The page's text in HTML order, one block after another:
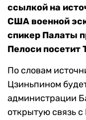
ссылкой на
США военной
спикер Палаты
Пелоси посетит
По словам
Цзиньпином
администрации
открытую связь